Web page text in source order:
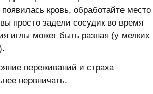
кровь, обработайте место
просто задели сосудик во время
иглы может быть разная (у мелких
переживаний и страха
нервничать.